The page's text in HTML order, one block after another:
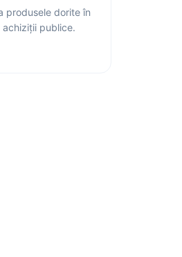
produsele dorite în
achiziții publice.